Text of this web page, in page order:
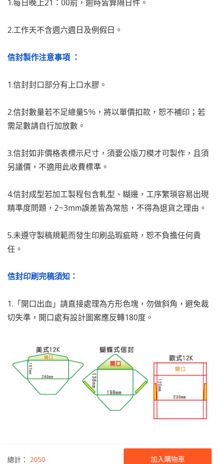
總計： 2050 加入購物車
1.每日晚上21：00前，逾時皆算隔日件。
2.工作天不含週六週日及例假日。
信封製作注意事項 ：
1.信封封口部分有上口水膠。
2.信封數量若不足總量5％，將以單價扣款，恕不補印；若
需足數請自行加放數。
3.信封如非價格表標示尺寸，須要公版刀模才可製作，且須
另議價，不適用此收費標準。
4.信封成型若加工製程包含軋型、糊邊，工序繁瑣容易出現
精準度問題，2~3mm誤差皆為常態，不得為退貨之理由。
5.未遵守製稿規範而發生印刷品瑕疵時，恕不負擔任何責
任。
信封印刷完稿須知：
1.「開口出血」請直接處理為方形色塊，勿做斜角，避免裁
切失準，開口處有設計圖案應反轉180度。